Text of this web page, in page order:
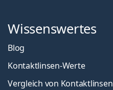
Wissenswertes
Blog
Kontaktlinsen-Werte
Vergleich von Kontaktlinsen